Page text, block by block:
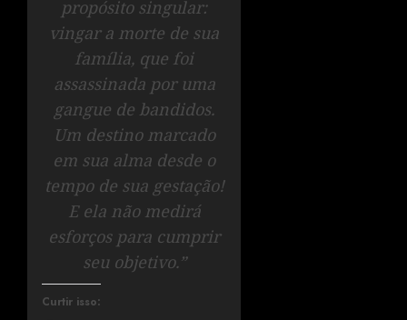
propósito singular:
vingar a morte de sua
família, que foi
assassinada por uma
gangue de bandidos.
Um destino marcado
em sua alma desde o
tempo de sua gestação!
E ela não medirá
esforços para cumprir
seu objetivo.”
Curtir isso: